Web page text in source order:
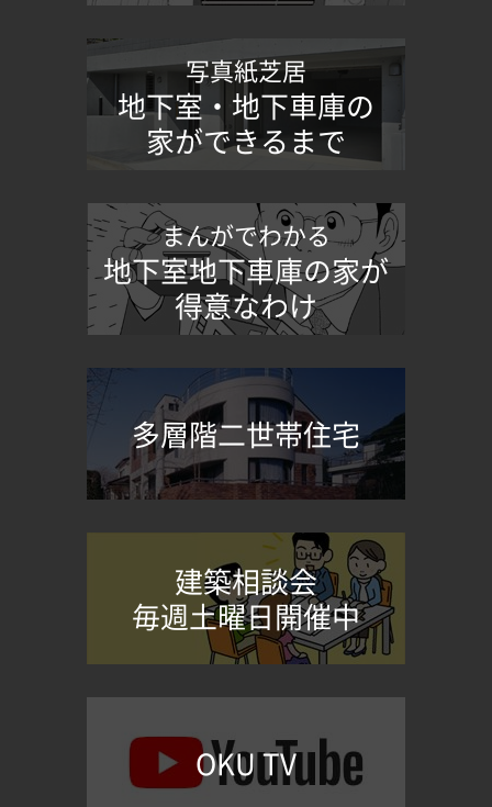
写真紙芝居
地下室・地下車庫の
家ができるまで
まんがでわかる
地下室地下車庫の家が
得意なわけ
多層階二世帯住宅
建築相談会
毎週土曜日開催中
OKU TV